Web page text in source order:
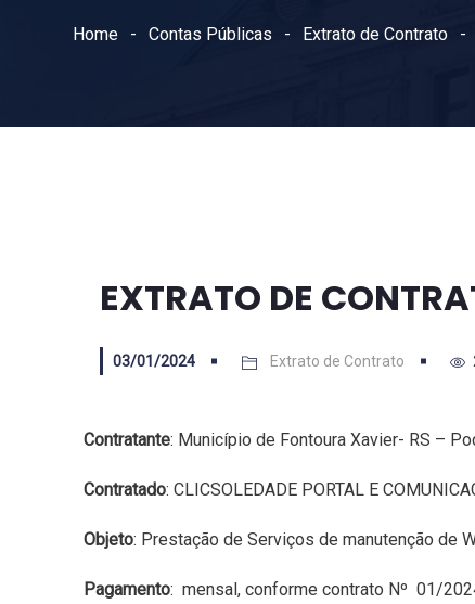
Home Contas Públicas Extrato de Contrato
EXTRATO DE
03/01/2024 Extrato de Contrato
Contratante: Município de Fontoura Xavier- RS –
Contratado: CLICSOLEDADE PORTAL E
Objeto: Prestação de Serviços de manutenção de
Pagamento: mensal, conforme contrato Nº 01/